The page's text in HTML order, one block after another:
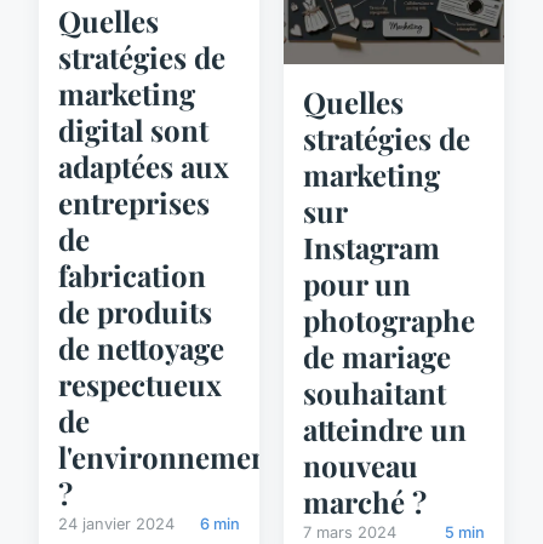
Quelles
stratégies de
marketing
digital sont
adaptées aux
entreprises
de
fabrication
de produits
de nettoyage
respectueux
de
l'environnement
?
24 janvier 2024 6 min
Quelles
stratégies de
marketing
sur
Instagram
pour un
photographe
de mariage
souhaitant
atteindre un
nouveau
marché ?
7 mars 2024 5 min